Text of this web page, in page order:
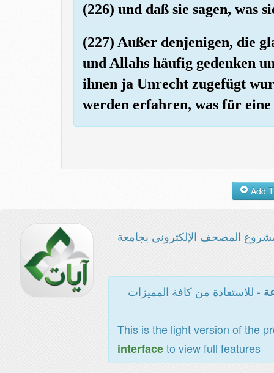
(226) und daß sie sagen, was
(227) Außer denjenigen, die
und Allahs häufig gedenken
ihnen ja Unrecht zugefügt
werden erfahren, was für
المصحف الإلكتروني بجامعة
- للاستفادة من كافة المميزات
This is the light version of the
interfaceto view full features